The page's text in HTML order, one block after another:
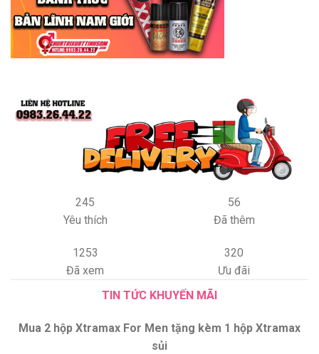
245
Yêu thích
56
Đã thêm
1253
Đã xem
320
Ưu đãi
TIN TỨC KHUYẾN MÃI
Mua 2 hộp Xtramax For Men tặng kèm 1 hộp Xtramax
sủi